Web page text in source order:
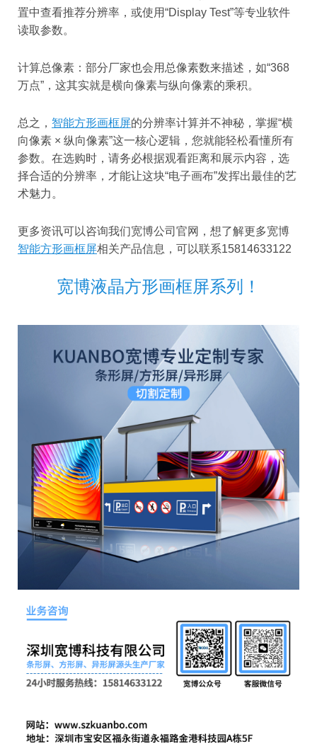
置中查看推荐分辨率，或使用“Display Test”等专业软件
读取参数。
计算总像素：部分厂家也会用总像素数来描述，如“368
万点”，这其实就是横向像素与纵向像素的乘积。
总之， 智能方形画框屏的分辨率计算并不神秘，掌握“横
向像素 × 纵向像素”这一核心逻辑，您就能轻松看懂所有
参数。在选购时，请务必根据观看距离和展示内容，选
择合适的分辨率，才能让这块“电子画布”发挥出最佳的艺
术魅力。
更多资讯可以咨询我们宽博公司官网，想了解更多宽博
智能方形画框屏相关产品信息，可以联系15814633122
宽博液晶方形画框屏系列！